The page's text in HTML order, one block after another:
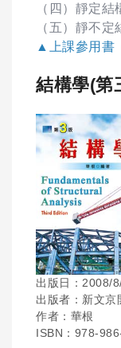
（四）靜定
（五）靜不定
▲上課參用書
結構學(第
出版日：2008/
出版者：新文京
作者：華根
ISBN：978-